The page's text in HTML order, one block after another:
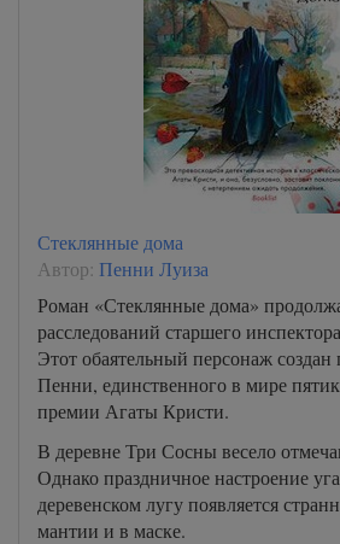
Стеклянные дома
Автор: Пенни Луиза
Роман «Стеклянные дома»
расследований старшего
Этот обаятельный персонаж
Пенни, единственного в мире
премии Агаты Кристи.
В деревне Три Сосны весело
Однако праздничное настроение
деревенском лугу появляется
мантии и в маске.